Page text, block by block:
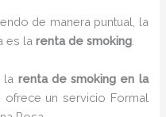
de manera puntual, la
es larenta de smoking
la renta de smoking en la
ofrece un servicio Formal